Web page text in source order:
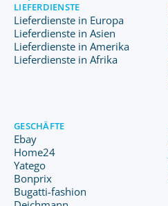
LIEFERDIENSTE
Lieferdienste in Europa
Lieferdienste in Asien
Lieferdienste in Amerika
Lieferdienste in Afrika
GESCHÄFTE
Ebay
Home24
Yatego
Bonprix
Bugatti-fashion